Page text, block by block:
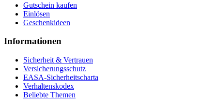
Gutschein kaufen
Einlösen
Geschenkideen
Informationen
Sicherheit & Vertrauen
Versicherungsschutz
EASA-Sicherheitscharta
Verhaltenskodex
Beliebte Themen